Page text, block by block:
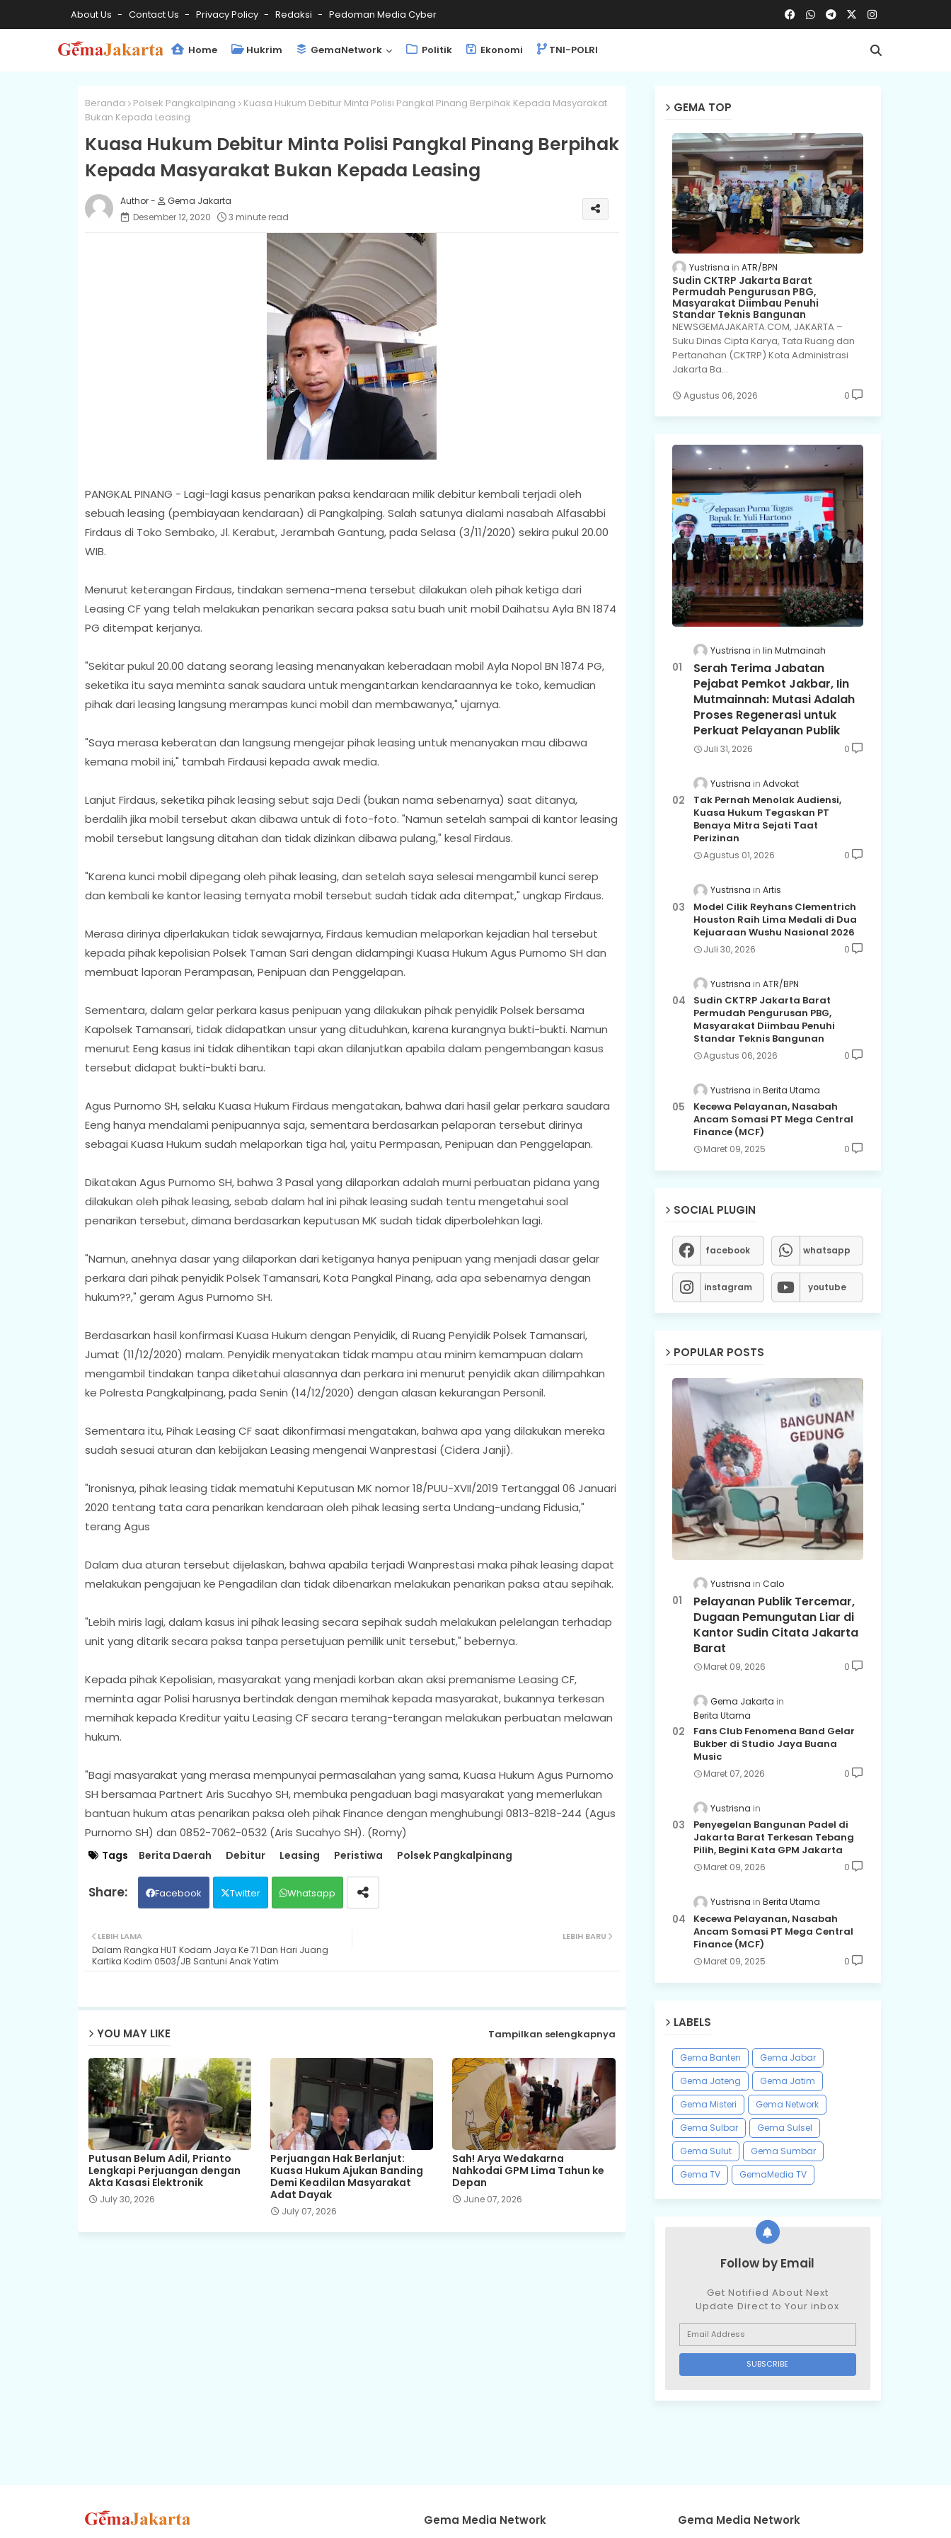
About Us Contact Us Privacy Policy Redaksi Pedoman Media Cyber
Home Hukrim GemaNetwork Politik Ekonomi TNI-POLRI
Beranda Polsek Pangkalpinang
Kuasa Hukum Debitur Minta Polisi Pangkal Pinang Berpihak Kepada Masyarakat
Bukan Kepada Leasing
Kuasa Hukum Debitur Minta Polisi Pangkal Pinang Berpihak
Kepada Masyarakat Bukan Kepada Leasing
Gema Jakarta
Desember 12, 2020
3 minute read
PANGKAL PINANG - Lagi-lagi kasus penarikan paksa kendaraan milik debitur kembali terjadi oleh
sebuah leasing (pembiayaan kendaraan) di Pangkalping. Salah satunya dialami nasabah Alfasabbi
Firdaus di Toko Sembako, Jl. Kerabut, Jerambah Gantung, pada Selasa (3/11/2020) sekira pukul 20.00
WIB.
Menurut keterangan Firdaus, tindakan semena-mena tersebut dilakukan oleh pihak ketiga dari
Leasing CF yang telah melakukan penarikan secara paksa satu buah unit mobil Daihatsu Ayla BN 1874
PG ditempat kerjanya.
"Sekitar pukul 20.00 datang seorang leasing menanyakan keberadaan mobil Ayla Nopol BN 1874 PG,
seketika itu saya meminta sanak saudara untuk mengantarkan kendaraannya ke toko, kemudian
pihak dari leasing langsung merampas kunci mobil dan membawanya," ujarnya.
"Saya merasa keberatan dan langsung mengejar pihak leasing untuk menanyakan mau dibawa
kemana mobil ini," tambah Firdausi kepada awak media.
Lanjut Firdaus, seketika pihak leasing sebut saja Dedi (bukan nama sebenarnya) saat ditanya,
berdalih jika mobil tersebut akan dibawa untuk di foto-foto. "Namun setelah sampai di kantor leasing
mobil tersebut langsung ditahan dan tidak dizinkan dibawa pulang," kesal Firdaus.
"Karena kunci mobil dipegang oleh pihak leasing, dan setelah saya selesai mengambil kunci serep
dan kembali ke kantor leasing ternyata mobil tersebut sudah tidak ada ditempat," ungkap Firdaus.
Merasa dirinya diperlakukan tidak sewajarnya, Firdaus kemudian melaporkan kejadian hal tersebut
kepada pihak kepolisian Polsek Taman Sari dengan didampingi Kuasa Hukum Agus Purnomo SH dan
membuat laporan Perampasan, Penipuan dan Penggelapan.
Sementara, dalam gelar perkara kasus penipuan yang dilakukan pihak penyidik Polsek bersama
Kapolsek Tamansari, tidak didapatkan unsur yang dituduhkan, karena kurangnya bukti-bukti. Namun
menurut Eeng kasus ini tidak dihentikan tapi akan dilanjutkan apabila dalam pengembangan kasus
tersebut didapat bukti-bukti baru.
Agus Purnomo SH, selaku Kuasa Hukum Firdaus mengatakan, bahwa dari hasil gelar perkara saudara
Eeng hanya mendalami penipuannya saja, sementara berdasarkan pelaporan tersebut dirinya
sebagai Kuasa Hukum sudah melaporkan tiga hal, yaitu Permpasan, Penipuan dan Penggelapan.
Dikatakan Agus Purnomo SH, bahwa 3 Pasal yang dilaporkan adalah murni perbuatan pidana yang
dilakukan oleh pihak leasing, sebab dalam hal ini pihak leasing sudah tentu mengetahui soal
penarikan tersebut, dimana berdasarkan keputusan MK sudah tidak diperbolehkan lagi.
"Namun, anehnya dasar yang dilaporkan dari ketiganya hanya penipuan yang menjadi dasar gelar
perkara dari pihak penyidik Polsek Tamansari, Kota Pangkal Pinang, ada apa sebenarnya dengan
hukum??," geram Agus Purnomo SH.
Berdasarkan hasil konfirmasi Kuasa Hukum dengan Penyidik, di Ruang Penyidik Polsek Tamansari,
Jumat (11/12/2020) malam. Penyidik menyatakan tidak mampu atau minim kemampuan dalam
mengambil tindakan tanpa diketahui alasannya dan perkara ini menurut penyidik akan dilimpahkan
ke Polresta Pangkalpinang, pada Senin (14/12/2020) dengan alasan kekurangan Personil.
Sementara itu, Pihak Leasing CF saat dikonfirmasi mengatakan, bahwa apa yang dilakukan mereka
sudah sesuai aturan dan kebijakan Leasing mengenai Wanprestasi (Cidera Janji).
"Ironisnya, pihak leasing tidak mematuhi Keputusan MK nomor 18/PUU-XVII/2019 Tertanggal 06 Januari
2020 tentang tata cara penarikan kendaraan oleh pihak leasing serta Undang-undang Fidusia,"
terang Agus
Dalam dua aturan tersebut dijelaskan, bahwa apabila terjadi Wanprestasi maka pihak leasing dapat
melakukan pengajuan ke Pengadilan dan tidak dibenarkan melakukan penarikan paksa atau sepihak.
"Lebih miris lagi, dalam kasus ini pihak leasing secara sepihak sudah melakukan pelelangan terhadap
unit yang ditarik secara paksa tanpa persetujuan pemilik unit tersebut," bebernya.
Kepada pihak Kepolisian, masyarakat yang menjadi korban akan aksi premanisme Leasing CF,
meminta agar Polisi harusnya bertindak dengan memihak kepada masyarakat, bukannya terkesan
memihak kepada Kreditur yaitu Leasing CF secara terang-terangan melakukan perbuatan melawan
hukum.
"Bagi masyarakat yang merasa mempunyai permasalahan yang sama, Kuasa Hukum Agus Purnomo
SH bersamaa Partnert Aris Sucahyo SH, membuka pengaduan bagi masyarakat yang memerlukan
bantuan hukum atas penarikan paksa oleh pihak Finance dengan menghubungi 0813-8218-244 (Agus
Purnomo SH) dan 0852-7062-0532 (Aris Sucahyo SH). (Romy)
Tags Berita Daerah Debitur Leasing Peristiwa Polsek Pangkalpinang
Facebook Twitter Whatsapp
LEBIH BARU
LEBIH LAMA
Dalam Rangka HUT Kodam Jaya Ke 71 Dan Hari Juang
Kartika Kodim 0503/JB Santuni Anak Yatim
YOU MAY LIKE Tampilkan selengkapnya
Putusan Belum Adil, Prianto
Lengkapi Perjuangan dengan
Akta Kasasi Elektronik
July 30, 2026
Perjuangan Hak Berlanjut:
Kuasa Hukum Ajukan Banding
Demi Keadilan Masyarakat
Adat Dayak
July 07, 2026
Sah! Arya Wedakarna
Nahkodai GPM Lima Tahun ke
Depan
June 07, 2026
GEMA TOP
Yustrisna ATR/BPN
Sudin CKTRP Jakarta Barat
Permudah Pengurusan PBG,
Masyarakat Diimbau Penuhi
Standar Teknis Bangunan
NEWSGEMAJAKARTA.COM, JAKARTA –
Suku Dinas Cipta Karya, Tata Ruang dan
Pertanahan (CKTRP) Kota Administrasi
Jakarta Ba…
Agustus 06, 2026 0
Yustrisna Iin Mutmainah
Serah Terima Jabatan
Pejabat Pemkot Jakbar, Iin
Mutmainnah: Mutasi Adalah
Proses Regenerasi untuk
Perkuat Pelayanan Publik
Juli 31, 2026 0
Yustrisna Advokat
Tak Pernah Menolak Audiensi,
Kuasa Hukum Tegaskan PT
Benaya Mitra Sejati Taat
Perizinan
Agustus 01, 2026 0
Yustrisna Artis
Model Cilik Reyhans Clementrich
Houston Raih Lima Medali di Dua
Kejuaraan Wushu Nasional 2026
Juli 30, 2026 0
Yustrisna ATR/BPN
Sudin CKTRP Jakarta Barat
Permudah Pengurusan PBG,
Masyarakat Diimbau Penuhi
Standar Teknis Bangunan
Agustus 06, 2026 0
Yustrisna Berita Utama
Kecewa Pelayanan, Nasabah
Ancam Somasi PT Mega Central
Finance (MCF)
Maret 09, 2025 0
SOCIAL PLUGIN
facebook whatsapp
instagram youtube
POPULAR POSTS
Yustrisna Calo
Pelayanan Publik Tercemar,
Dugaan Pemungutan Liar di
Kantor Sudin Citata Jakarta
Barat
Maret 09, 2026 0
Gema Jakarta
Berita Utama
Fans Club Fenomena Band Gelar
Bukber di Studio Jaya Buana
Music
Maret 07, 2026 0
Yustrisna
Penyegelan Bangunan Padel di
Jakarta Barat Terkesan Tebang
Pilih, Begini Kata GPM Jakarta
Maret 09, 2026 0
Yustrisna Berita Utama
Kecewa Pelayanan, Nasabah
Ancam Somasi PT Mega Central
Finance (MCF)
Maret 09, 2025 0
LABELS
Gema Banten
Gema Jabar
Gema Jateng
Gema Jatim
Gema Misteri
Gema Network
Gema Sulbar
Gema Sulsel
Gema Sulut
Gema Sumbar
Gema TV
GemaMedia TV
Follow by Email
Get Notified About Next
Update Direct to Your inbox
Gema Media Network Gema Media Network